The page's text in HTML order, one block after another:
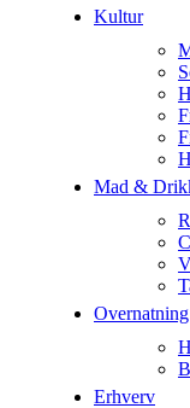
Kultur
Mad &
Overnatning
Erhverv